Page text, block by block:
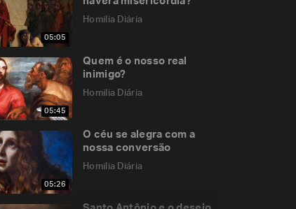
05:05
Homilia Diária
05:45
Quem é o nosso real
inimigo?
Homilia Diária
05:26
O céu se alegra com a
nossa conversão
Homilia Diária